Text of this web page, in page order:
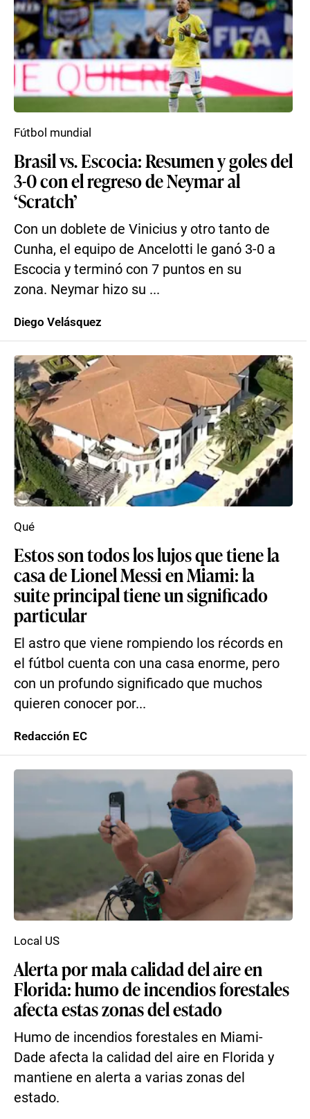
Brasil vs. Escocia: Resumen y goles del
3-0 con el regreso de Neymar al
‘Scratch’
Con un doblete de Vinicius y otro tanto de
Cunha, el equipo de Ancelotti le ganó 3-0 a
Escocia y terminó con 7 puntos en su
zona. Neymar hizo su ...
Fútbol mundial
Diego Velásquez
Estos son todos los lujos que tiene la
casa de Lionel Messi en Miami: la
suite principal tiene un significado
particular
El astro que viene rompiendo los récords en
el fútbol cuenta con una casa enorme, pero
con un profundo significado que muchos
quieren conocer por...
Qué
Redacción EC
Alerta por mala calidad del aire en
Florida: humo de incendios forestales
afecta estas zonas del estado
Humo de incendios forestales en Miami-
Dade afecta la calidad del aire en Florida y
mantiene en alerta a varias zonas del
estado.
Local US